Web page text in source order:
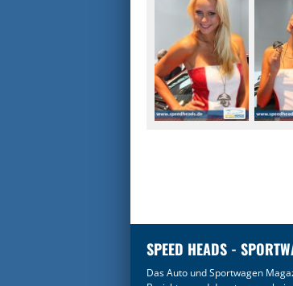
SPEED HEADS -
Das Auto und Sportwagen